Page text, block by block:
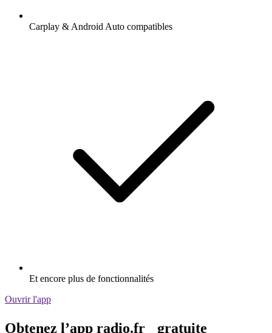
Carplay & Android Auto compatibles
Et encore plus de fonctionnalités
Ouvrir l'app
Obtenez l’app radio.fr gratuite